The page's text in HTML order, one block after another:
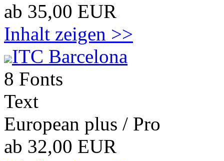
ab 35,00 EUR
Inhalt zeigen >>
ITC Barcelona
8 Fonts
Text
European plus / Pro
ab 32,00 EUR